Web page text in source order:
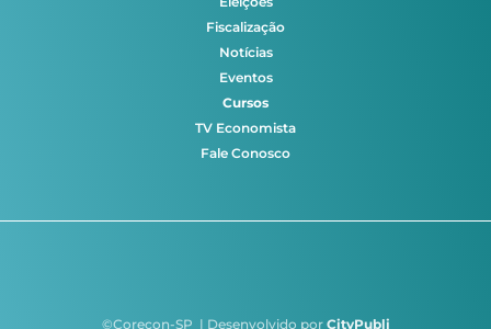
Fiscalização
Notícias
Eventos
Cursos
TV Economista
Fale Conosco
©Corecon-SP | Desenvolvido por CityPubli